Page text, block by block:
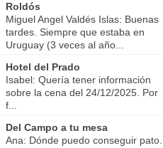
Roldós
Miguel Angel Valdés Islas: Buenas
tardes. Siempre que estaba en
Uruguay (3 veces al año...
Hotel del Prado
Isabel: Quería tener información
sobre la cena del 24/12/2025. Por
f...
Del Campo a tu mesa
Ana: Dónde puedo conseguir pato...